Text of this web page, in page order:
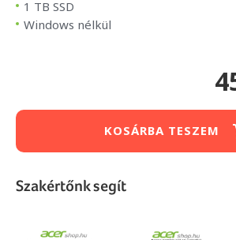
1 TB SSD
Windows nélkül
KOSÁRBA TESZEM
Szakértőnk segít